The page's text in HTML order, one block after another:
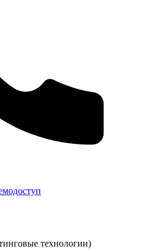
технологии)